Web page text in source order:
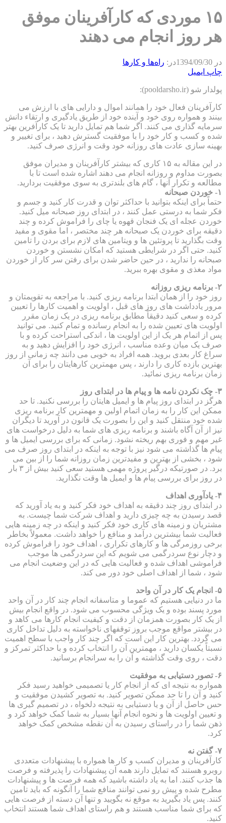
۱۵ موردی که کارآفرینان موفق
هر روز انجام می دهند
در 1394/09/30در: راه‌ها و كارها
چاپ ایمیل
پولدار شو (pooldarsho.ir):
کارآفرینان فعال خود را همانند اموال و دارایی های با ارزش می
بینند و همواره روی خود و آینده خود از طریق یادگیری و ارتقاء دانش
سرمایه گذاری می کنند. اگر شما هم تمایل دارید تا یک کارآفرین بهتر
شده و کسب و کار خود را با موفقیت گسترش دهید ، برای تغییر و
بهینه سازی عادت های روزانه خود وقت و انرژی صرف کنید.
در این مقاله به ۱۵ کاری که بیشتر کارآفرینان و مدیران موفق
بصورت مداوم و روزانه انجام می دهند اشاره شده است تا با
مطالعه و تکرار آنها ، گام های بلندتری به سوی موفقیت بردارید.
۱- خوردن صبحانه
حتماً برای اینکه بتوانید با حداکثر توان و قدرت کار کنید و جسم و
فکر شما به درستی عمل کنند ، در ابتدای روز صبحانه میل کنید.
خوردن عجله ای یک فنجان قهوه یا چای را فراموش کرده و چند
دقیقه برای خوردن یک صبحانه هر چند مختصر ، اما مقوی و مفید
وقت بگذارید تا پروتئین ها و ویتامین های لازم برای بردن را تامین
کنید. حتی اگر در شرایطی هستید که امکان نشستن و خوردن
صبحانه را ندارید ، در حین حاضر شدن برای رفتن سر کار از خوردن
مواد مغذی و مقوی بهره ببرید.
۲- برنامه ریزی روزانه
روز خود را از همان ابتدا برنامه ریزی کنید. با مراجعه به تقویمتان و
مرور یادداشت های روز های قبل ، اولویت و اهمیت کارها را تعیین
کرده و سعی کنید دقیقاً مطابق برنامه ریزی در یک زمان مقرر
اولویت های تعیین شده را به انجام رسانده و تمام کنید. می توانید
پس از اتمام هر یک از این اولویت ها ، اندکی استراحت کرده و با
صرف یک میان وعده مناسب ، انرژی خود را افزایش دهید و به
سراغ کار بعدی بروید. همه افراد به خوبی می دانند چه زمانی از روز
بهترین بازده کاری را دارند ، پس مهمترین کارهایتان را برای آن
زمان برنامه ریزی نمائید.
۳- چک نکردن نامه ها و پیام ها در ابتدای روز
هرگز در ابتدای روز پیام ها و ایمیل هایتان را بررسی نکنید. تا حد
ممکن این کار را به زمان اتمام اولین و مهمترین کار برنامه ریزی
شده خود منتقل کنید و این را بصورت یک قانون در آورید تا دیگران
نیز از آن آگاه باشند و برنامه ریزی های شما به دلیل درخواست های
غیر مهم و فوری بهم ریخته نشود. زمانی که برای بررسی ایمیل ها و
پیام ها گذاشته می شود نیز با توجه به اینکه در ابتدای روز صرف می
شود ، بخشی از بهترین و مفیدترین زمان روزانه شما را از بین می
برد. در صورتیکه درگیر پروژه مهمی هستید سعی کنید بیش از ۳ بار
در روز برای بررسی پیام ها و ایمیل ها وقت نگذارید.
۴- یادآوری اهداف
در ابتدای روز چند دقیقه به اهداف خود فکر کنید و به یاد آورید که
قصد رسیدن به چه چیزی دارید و اهداف شرکت شما چیست. به
مشتریان و زمینه های کاری خود فکر کنید و اینکه در چه زمینه هایی
فعالیت شما بیشترین درآمد و منافع را خواهد داشت. معمولاً بخاطر
برخی روزمرگی ها و کارهای تکراری ، اهداف خود را فراموش کرده
و دچار نوع سردرگمی می شویم که این سردرگمی ها موجب
فراموشی اهداف شده و فعالیت هایی که در این وضعیت انجام می
شود ، شما از اهداف اصلی خود دور می کند.
۵- انجام یک کار در آن واحد
ما در دنیایی هستیم که عموما و متاسفانه انجام چند کار در آن واحد
مورد پسند بوده و یک ویژگی محسوب می شود. در واقع انجام بیش
از یک کار بصورت همزمان از دقت و کیفیت انجام کارها می کاهد و
در بیشتر مواقع موجب بروز توقفهای ناخواسته به دلیل تداخل کاری
می گردد. بهترین کار این است که اگر چند کار واجب با سطح اهمیت
نسبتاً یکسان دارید ، مهمترین آن را انتخاب کرده و با حداکثر تمرکز و
دقت ، روی وقت گذاشته و آن را به سرانجام برسانید.
۶- تصور دستیابی به موفقیت
همواره به نتیجه ای که از انجام کار یا تصمیمی خواهید رسید فکر
کنید و آن را تا حد ممکن تصویر کنید. به تصویر کشیدن موفقیت و
حس حاصل از آن و یا دستیابی به نتیجه دلخواه ، در تصمیم گیری ها
و تعیین اولویت ها و نحوه انجام آنها بسیار به شما کمک خواهد کرد و
ذهن شما را در راستای رسیدن به آن نقطه مشخص کمک خواهد
کرد.
۷- گفتن نه
کارآفرینان و مدیران کسب و کار ها همواره با پیشنهادات متعددی
روبرو هستند که تمایل دارند همه آن پیشنهادات را پذیرفته و فرصت
ها جذب کنند. اما به یاد داشته باشید که همه فرصت ها و پیشنهادات
مطرح شده و پیش رو نمی توانند منافع شما را آنگونه که باید تامین
کنند. پس یاد بگیرید به موقع نه بگویید و تنها آن دسته از فرصت هایی
که برای شما مناسب هستند و هم راستای اهداف شما هستند انتخاب
کنید.